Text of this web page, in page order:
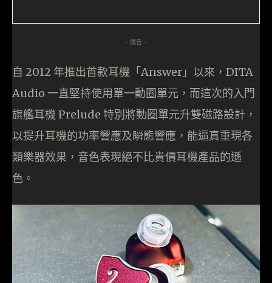
- 廣告 -
自 2012 年推出首款耳機「Answer」以來，DITA
Audio 一直堅持使用單一動圈單元，而這次的入門
旗艦耳機 Prelude 特別將動圈單元升雙磁路設計，
以提升耳機的功率響應及瞬態響應，能逼真重現各
類樂器效果，音色表現絕不比貴價耳機產品的遜
色。